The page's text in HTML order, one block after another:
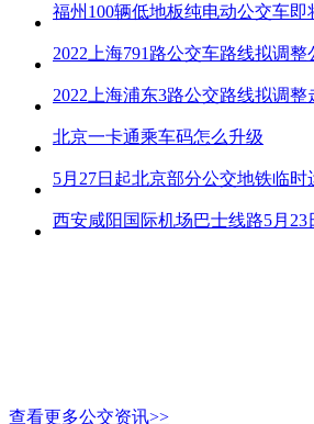
福州100辆低地板纯电动公交车即
2022上海791路公交车路线拟调整
2022上海浦东3路公交路线拟调整
北京一卡通乘车码怎么升级
5月27日起北京部分公交地铁临时
西安咸阳国际机场巴士线路5月23
查看更多公交资讯>>